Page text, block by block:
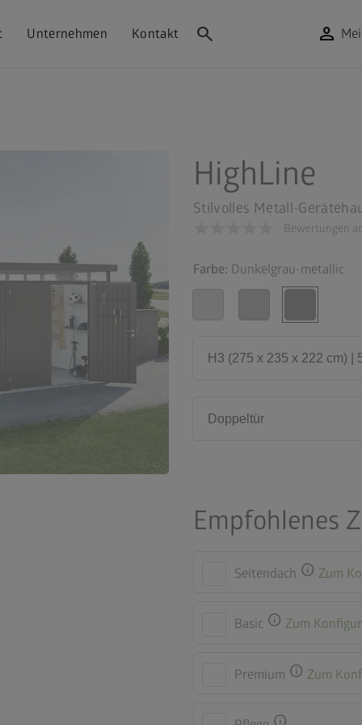
Unternehmen Kontakt search person
HighLine
Stilvolles Metall-
Bewertungen
Farbe: Dunkelgrau-metallic
H3 (275 x 235 x 222 cm) |
Doppeltür
Empfohlenes
Seitendach info Zum
Basic info Zum
Premium info Zum
info